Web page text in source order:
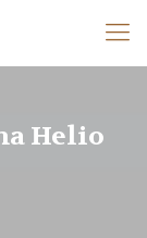
Helio